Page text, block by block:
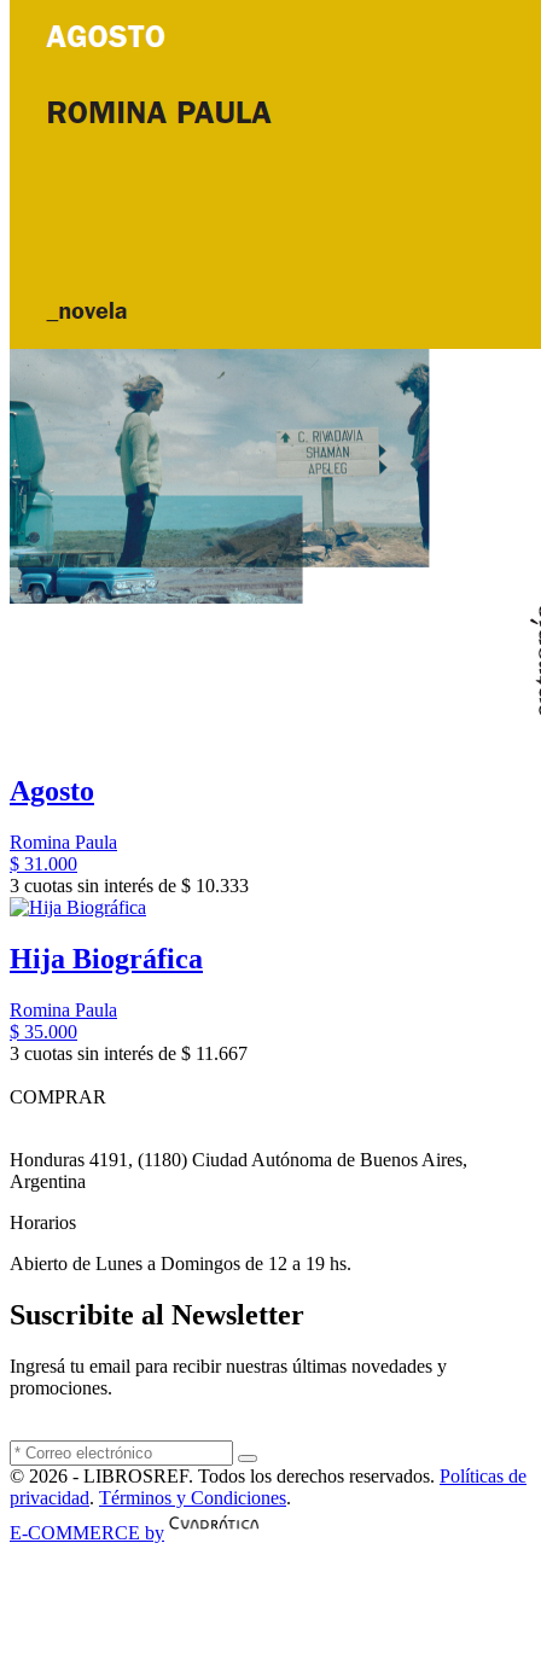
Agosto
Romina Paula
$ 31.000
3 cuotas sin interés de $ 10.333
Hija Biográfica
Romina Paula
$ 35.000
3 cuotas sin interés de $ 11.667
COMPRAR
Honduras 4191, (1180) Ciudad Autónoma de Buenos Aires,
Argentina
Horarios
Abierto de Lunes a Domingos de 12 a 19 hs.
Suscribite al Newsletter
Ingresá tu email para recibir nuestras últimas novedades y
promociones.
© 2026 - LIBROSREF. Todos los derechos reservados. Políticas de
privacidad. Términos y Condiciones.
E-COMMERCE by